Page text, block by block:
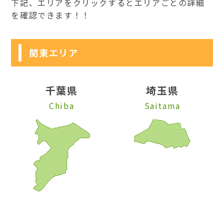
を確認できます！！
関東エリア
千葉県
Chiba
埼玉県
Saitama